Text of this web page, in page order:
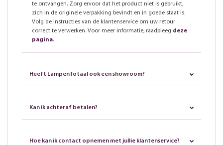
te ontvangen. Zorg ervoor dat het product niet is gebruikt,
zich in de originele verpakking bevindt en in goede staat is.
Volg de instructies van de klantenservice om uw retour
correct te verwerken. Voor meer informatie, raadpleeg deze
pagina.
Heeft LampenTotaal ook een showroom?
Kan ik achteraf betalen?
Hoe kan ik contact opnemen met jullie klantenservice?